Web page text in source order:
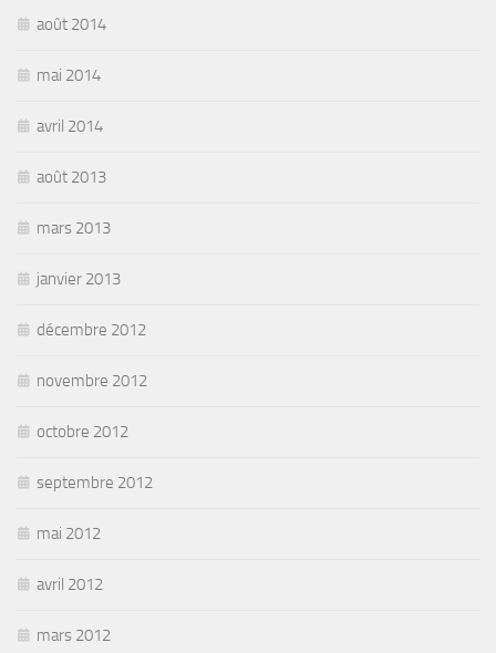
août 2014
mai 2014
avril 2014
août 2013
mars 2013
janvier 2013
décembre 2012
novembre 2012
octobre 2012
septembre 2012
mai 2012
avril 2012
mars 2012